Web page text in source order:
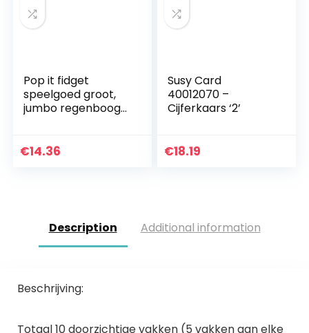
Pop it fidget
speelgoed groot,
jumbo regenboog
Sinness speelgoed
€14.36
Susy Card
40012070 –
Cijferkaars ‘2’
€18.19
Description Additional information
Beschrijving:
Totaal 10 doorzichtige vakken (5 vakken aan elke